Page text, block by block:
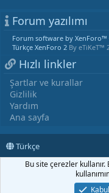
Forum yazılımı
Forum software by XenForo™
Türkçe XenForo 2 By eTiKeT™
Hızlı linkler
Şartlar ve kurallar
Gizlilik
Yardım
Ana sayfa
Türkçe
Bu site çerezler
Kabul